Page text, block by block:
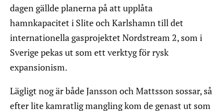
dagen gällde planerna på att upplåta
hamnkapacitet i Slite och Karlshamn till det
internationella gasprojektet Nordstream 2, som i
Sverige pekas ut som ett verktyg för rysk
expansionism.
Lägligt nog är både Jansson och Mattsson sossar, så
efter lite kamratlig mangling kom de genast ut som